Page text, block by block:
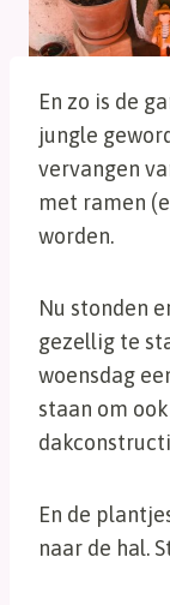
En zo is de
jungle
vervangen
met ramen
worden.
Nu stonden
gezellig te
woensdag
staan om
En de
naar de hal.